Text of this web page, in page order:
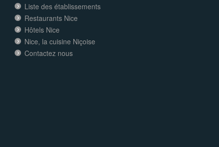
Liste des établissements
Restaurants Nice
Hôtels Nice
Nice, la cuisine Niçoise
Contactez nous